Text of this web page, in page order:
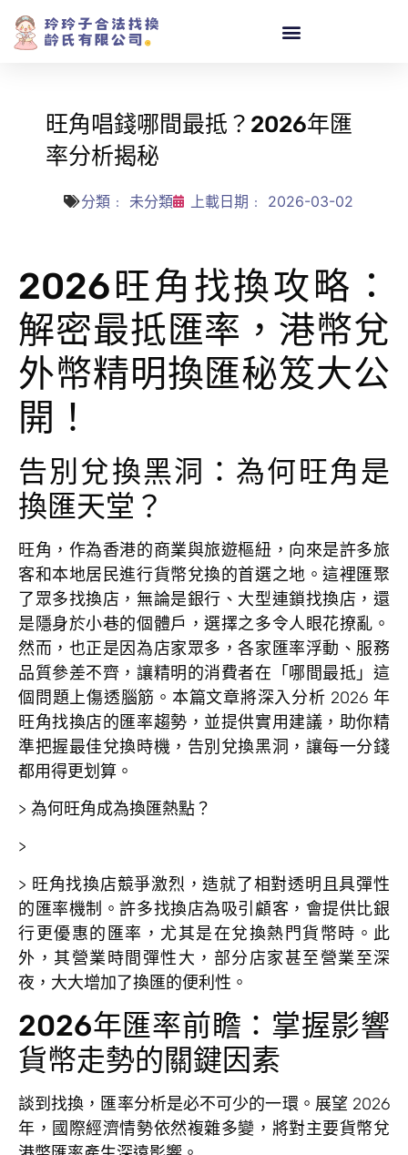
旺角唱錢哪間最抵？2026年匯
率分析揭秘
分類﹕ 未分類 上載日期﹕ 2026-03-02
2026旺角找換攻略：
解密最抵匯率，港幣兌
外幣精明換匯秘笈大公
開！
告別兌換黑洞：為何旺角是
換匯天堂？
旺角，作為香港的商業與旅遊樞紐，向來是許多旅
客和本地居民進行貨幣兌換的首選之地。這裡匯聚
了眾多找換店，無論是銀行、大型連鎖找換店，還
是隱身於小巷的個體戶，選擇之多令人眼花撩亂。
然而，也正是因為店家眾多，各家匯率浮動、服務
品質參差不齊，讓精明的消費者在「哪間最抵」這
個問題上傷透腦筋。本篇文章將深入分析 2026 年
旺角找換店的匯率趨勢，並提供實用建議，助你精
準把握最佳兌換時機，告別兌換黑洞，讓每一分錢
都用得更划算。
> 為何旺角成為換匯熱點？
>
> 旺角找換店競爭激烈，造就了相對透明且具彈性
的匯率機制。許多找換店為吸引顧客，會提供比銀
行更優惠的匯率，尤其是在兌換熱門貨幣時。此
外，其營業時間彈性大，部分店家甚至營業至深
夜，大大增加了換匯的便利性。
2026年匯率前瞻：掌握影響
貨幣走勢的關鍵因素
談到找換，匯率分析是必不可少的一環。展望 2026
年，國際經濟情勢依然複雜多變，將對主要貨幣兌